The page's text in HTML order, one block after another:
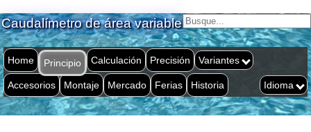
Caudalímetro de área variable
Home Principio Calculación Precisión Variantes
Accesorios Montaje Mercado Ferias Historia Idioma